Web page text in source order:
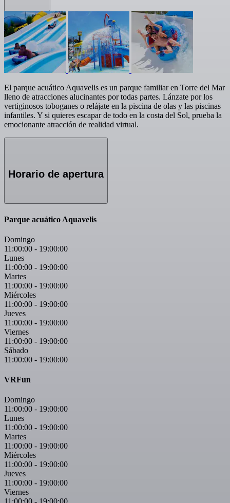
El parque acuático Aquavelis es un parque familiar en Torre del Mar
lleno de atracciones alucinantes por todas partes. Lánzate por los
vertiginosos toboganes o relájate en la piscina de olas y las piscinas
infantiles. Y si quieres escapar de todo en la costa del Sol, prueba la
emocionante atracción de realidad virtual.
Horario de apertura
Parque acuático Aquavelis
Domingo
11:00:00 - 19:00:00
Lunes
11:00:00 - 19:00:00
Martes
11:00:00 - 19:00:00
Miércoles
11:00:00 - 19:00:00
Jueves
11:00:00 - 19:00:00
Viernes
11:00:00 - 19:00:00
Sábado
11:00:00 - 19:00:00
VRFun
Domingo
11:00:00 - 19:00:00
Lunes
11:00:00 - 19:00:00
Martes
11:00:00 - 19:00:00
Miércoles
11:00:00 - 19:00:00
Jueves
11:00:00 - 19:00:00
Viernes